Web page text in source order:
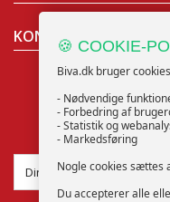
KONTAKT OS
🍪 COOKIE-
Biva.dk bruger
- Nødvendige
- Forbedring af
- Statistik og
- Markedsføring
Nogle cookies sættes
Du accepterer alle